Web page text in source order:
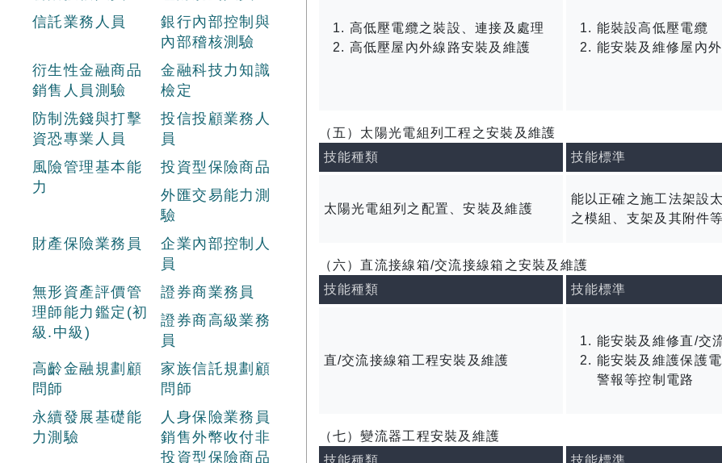
信託業務人員
銀行內部控制與
內部稽核測驗
衍生性金融商品
銷售人員測驗
金融科技力知識
檢定
防制洗錢與打擊
資恐專業人員
投信投顧業務人
員
風險管理基本能
力
投資型保險商品
外匯交易能力測
驗
財產保險業務員
企業內部控制人
員
無形資產評價管
理師能力鑑定(初
級.中級)
證券商業務員
證券商高級業務
員
高齡金融規劃顧
問師
家族信託規劃顧
問師
永續發展基礎能
力測驗
人身保險業務員
銷售外幣收付非
投資型保險商品
高低壓電纜之裝設、連接及處理
高低壓屋內外線路安裝及維護
能裝設高低壓電纜
能安裝及維修屋內
（五）太陽光電組列工程之安裝及維護
技能種類
技能標準
太陽光電組列之配置、安裝及維護
能以正確之施工法架設
之模組、支架及其附件等
（六）直流接線箱/交流接線箱之安裝及維護
技能種類
技能標準
直/交流接線箱工程安裝及維護
能安裝及維修直/交
能安裝及維護保護電
警報等控制電路
（七）變流器工程安裝及維護
技能種類
技能標準